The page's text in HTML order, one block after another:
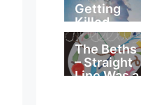
Getting
Killed
The Beths
– Straight
Line Was a